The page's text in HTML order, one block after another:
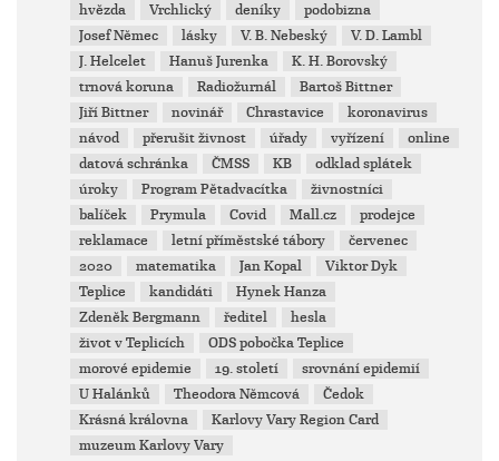
hvězda
Vrchlický deníky
podobizna
Josef Němec
lásky V. B. Nebeský
V. D. Lambl
J. Helcelet
Hanuš Jurenka
K. H. Borovský
trnová koruna
Radiožurnál
Bartoš Bittner
Jiří Bittner
novinář Chrastavice
koronavirus
návod
přerušit živnost úřady vyřízení
online
datová schránka
ČMSS KB
odklad splátek
úroky
Program Pětadvacítka
živnostníci
balíček
Prymula Covid Mall.cz
prodejce
reklamace
letní příměstské tábory
červenec
2020
matematika Jan Kopal
Viktor Dyk
Teplice
kandidáti
Hynek Hanza
Zdeněk Bergmann
ředitel
hesla
život v Teplicích
ODS pobočka Teplice
morové epidemie
19. století
srovnání epidemií
U Halánků
Theodora Němcová
Čedok
Krásná královna
Karlovy Vary Region Card
muzeum Karlovy Vary